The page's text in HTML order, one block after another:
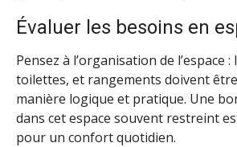
Évaluer les besoins en
Pensez à l’organisation de l’espace
toilettes, et rangements doivent
manière logique et pratique. Une
dans cet espace souvent restreint
pour un confort quotidien.